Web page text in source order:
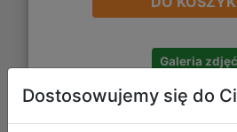
Galeria zdjęć
Dostosowujemy się do